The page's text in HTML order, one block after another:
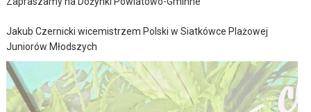
Jakub Czernicki wicemistrzem Polski w Siatkówce Plażowej
Juniorów Młodszych